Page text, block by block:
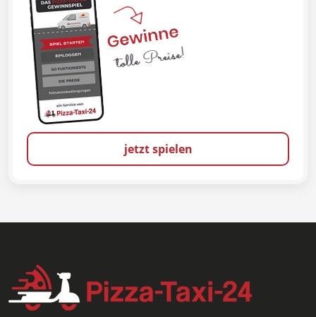
jetzt spielen